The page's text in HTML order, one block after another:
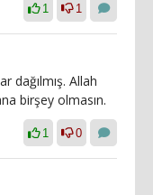
1 1
dağılmış. Allah
birşey olmasın.
1 0